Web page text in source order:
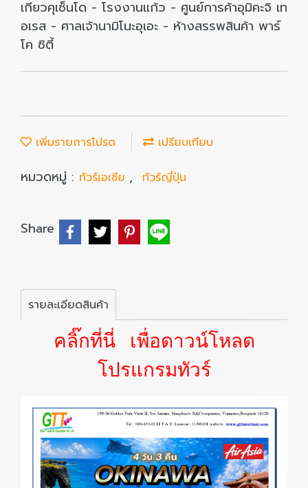
เกียวคุเซ็นโด - โรงงานแก้ว - ศูนย์การค้าอุมิคะจิ เท
อเรส - ศาลเจ้านามิโนะอุเอะ - ห้างสรรพสินค้า พาร์
โค ซิตี้
เพิ่มรายการโปรด เปรียบเทียบ
หมวดหมู่ : ทัวร์เอเซีย , ทัวร์ญี่ปุ่น
Share
รายละเอียดสินค้า
คลิ๊กที่นี่ เพื่อดาวน์โหลด
โปรแกรมทัวร์